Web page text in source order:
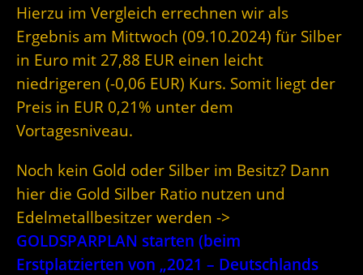
Hierzu im Vergleich errechnen wir als
Ergebnis am Mittwoch (09.10.2024) für Silber
in Euro mit 27,88 EUR einen leicht
niedrigeren (-0,06 EUR) Kurs. Somit liegt der
Preis in EUR 0,21% unter dem
Vortagesniveau.
Noch kein Gold oder Silber im Besitz? Dann
hier die Gold Silber Ratio nutzen und
Edelmetallbesitzer werden ->
GOLDSPARPLAN starten (beim
Erstplatzierten von „2021 – Deutschlands